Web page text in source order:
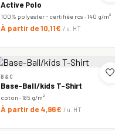
Active Polo
100% polyester - certifiée rcs · 140 g/m²
À partir de 10,11€ / u. HT
🤍
B&C
Base-Ball/kids T-Shirt
coton · 185 g/m²
À partir de 4,96€ / u. HT